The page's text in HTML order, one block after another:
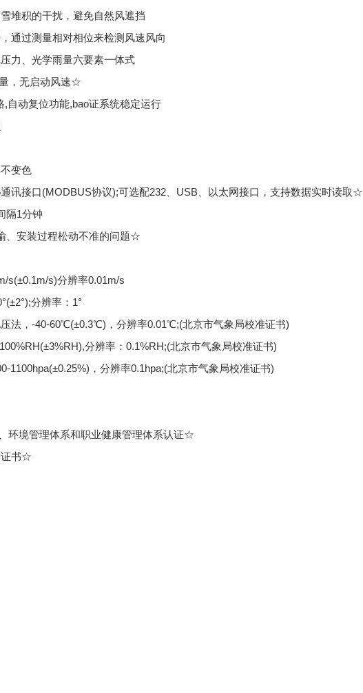
堆积的干扰，避免自然风遮挡
通过测量相对相位来检测风速风向
力、光学雨量六要素一体式
，无启动风速☆
自动复位功能,bao证系统稳定运行
变色
讯接口(MODBUS协议);可选配232、USB、以太网接口，支持数据实时读取☆
隔1分钟
、安装过程松动不准的问题☆
s(±0.1m/s)分辨率0.01m/s
分辨率：1°
法，-40-60℃(±0.3℃)，分辨率0.01℃;(北京市气象局校准证书)
分辨率：0.1%RH;(北京市气象局校准证书)
1100hpa(±0.25%)，分辨率0.1hpa;(北京市气象局校准证书)
环境管理体系和职业健康管理体系认证☆
证书☆